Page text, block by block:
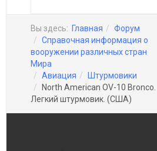
Вы здесь: Главная
Форум
Справочная информация о
вооружении различных стран
Мира
Авиация
Штурмовики
North American OV-10 Bronco.
Легкий штурмовик. (США)